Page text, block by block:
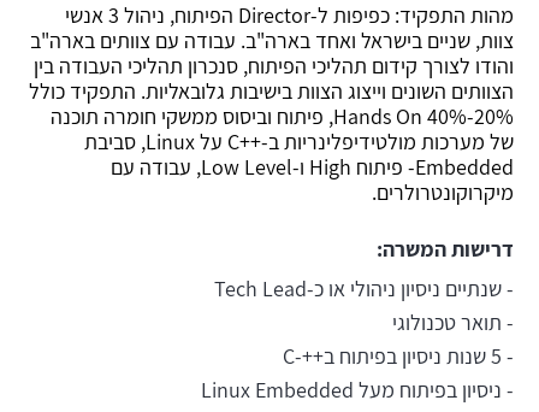
מהות התפקיד: כפיפות ל-Director הפיתוח, ניהול 3 אנשי
צוות, שניים בישראל ואחד בארה"ב. עבודה עם צוותים בארה"ב
והודו לצורך קידום תהליכי הפיתוח, סנכרון תהליכי העבודה בין
הצוותים השונים וייצוג הצוות בישיבות גלובאליות. התפקיד כולל
20%-40% Hands On, פיתוח וביסוס ממשקי חומרה תוכנה
של מערכות מולטידיפלינריות ב-++C על Linux, סביבת
Embedded- פיתוח High ו-Low Level, עבודה עם
מיקרוקונטרולרים.
דרישות המשרה:
- שנתיים ניסיון ניהולי או כ-Tech Lead
- תואר טכנולוגי
- 5 שנות ניסיון בפיתוח ב++-C
- ניסיון בפיתוח מעל Linux Embedded